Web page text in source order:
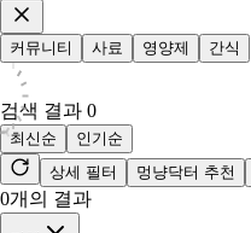
커뮤니티 사료 영양제 간식
검색 결과 0
최신순
인기순
상세 필터
멍냥닥터 추천
0개의 결과